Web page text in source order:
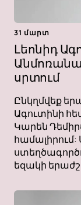
31 մարտ
Լեոնիդ
սրտում
Ընկղմվեք
Ագուտինի
Կարեն
եզակի